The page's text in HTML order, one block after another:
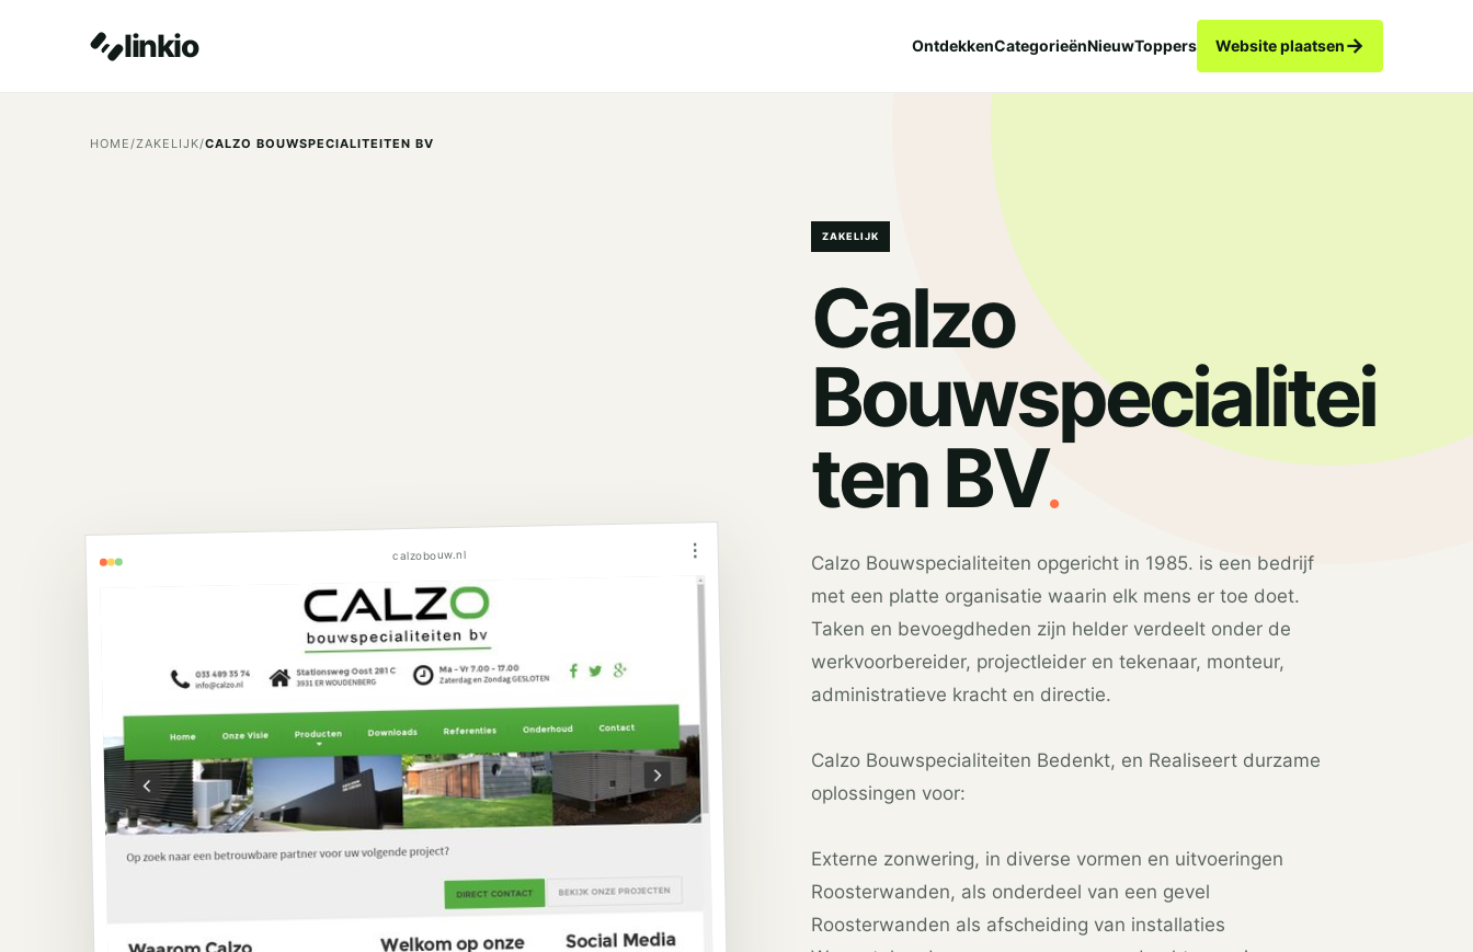
linkio OntdekkenCategorieënNieuwToppers Website plaatsen→
HOME/ZAKELIJK/CALZO BOUWSPECIALITEITEN BV
calzobouw.nl ⋮
ZAKELIJK
Calzo
Bouwspecialitei
ten BV.
Calzo Bouwspecialiteiten opgericht in 1985. is een bedrijf
met een platte organisatie waarin elk mens er toe doet.
Taken en bevoegdheden zijn helder verdeelt onder de
werkvoorbereider, projectleider en tekenaar, monteur,
administratieve kracht en directie.
Calzo Bouwspecialiteiten Bedenkt, en Realiseert durzame
oplossingen voor:
Externe zonwering, in diverse vormen en uitvoeringen
Roosterwanden, als onderdeel van een gevel
Roosterwanden als afscheiding van installaties